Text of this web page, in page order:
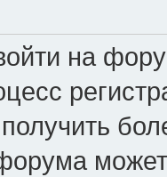
на
может